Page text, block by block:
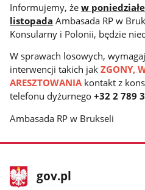
Informujemy, żew
listopada Ambasada RP w
Konsularny i Polonii, będzie
W sprawach losowych,
interwencji takich jakZGONY,
ARESZTOWANIAkontakt z
telefonu dyżurnego +32 2 789
Ambasada RP w Brukseli
stopka
gov.pl
Strona
gov.pl